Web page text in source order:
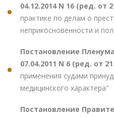
04.12.2014 N 16 (ред. от
практике по делам о
неприкосновенности и
Постановление
07.04.2011 N 6 (ред. от
применения судами
медицинского характера"
Постановление